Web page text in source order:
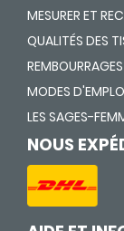
MESURER ET
QUALITÉS DES
MODES
LES SAGES-
NOUS